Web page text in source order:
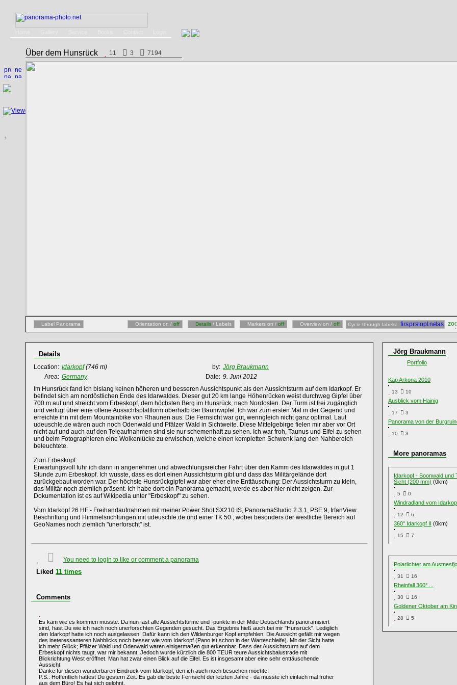
Über dem Hunsrück 11 3 7194
Label Panorama Orientation on / off Details / Labels Markers on / off Overview on / off Cycle through labels:
Details
Location: Idarkopf (746 m) by: Jörg Braukmann
Area: Germany Date: 9. Juni 2012
Im Hunsrück fand ich bislang keinen höheren und besseren Aussichtspunkt als den Aussichtsturm auf dem Idarkopf. Er
befindet sich am nordöstlichen Ende des Idarwaldes. Dieser gut 20 km lange Höhenrücken weist durchweg Gipfel über
700 m auf und streicht vom Erbeskopf, dem höchsten Berg im Hunsrück, nach Nordosten. Der Turm ist frei zugänglich
und verfügt über eine offene Aussichtsplattform oberhalb der Baumwipfel. Ich war zum ersten Mal in der Gegend und
erreichte ihn mit dem Mountainbike von Rhaunen aus. Die Fernsicht war gut, wenngleich nicht ganz optimal. Laut
udeuschle.de wären auch noch Odenwald und Pfälzer Wald in Sichtweite. Diese Mittelgebirge fielen mir aber vor Ort
nicht auf und auch auf den Teleaufnahmen sind sie nur schemenhaft zu sehen. Ich war froh, Taunus und Eifel zu sehen
und beim Fotographieren eine Wolkenlücke zu erwischen, welche einen kompletten Schwenk lang den Nahbereich
beleuchtete.
Zum Erbeskopf:
Erwartungsvoll fuhr ich dann in angenehmer und abwechlungsreicher Fahrt über den Kamm des Idarwaldes in gut 1
Stunde zum Erbeskopf. Ich wusste, dass es dort einen Aussichtsturm gibt und dass das Militärgelände dort
zurückgebaut worden war. Der höchste Hunsrückgipfel war aber eher eine Enttäuschung: Der Aussichtsturm zu klein,
das Militär noch ziemlich präsent. Ich habe dort ein Panorama gemacht, werde es aber hier nicht zeigen. Zur
Dokumentation ist es auf Wikipedia unter "Erbeskopf" zu sehen.
Vom Idarkopf 26 HF - Freihandaufnahmen mit meiner Power Shot SX210 IS, PanoramaStudio 2.3.1, PSE 9, IrfanView.
Beschriftung und Himmelsrichtungen mit udeuschle.de und einer TK 50 , wobei besonders der westliche Bereich auf
GeoNames noch ziemlich "unerforscht" ist.
You need to login to like or comment a panorama
Liked 11 times
Comments
Es kam wie es kommen musste: Da nun fast alle Aussichtstürme und -punkte in der Mitte Deutschlands panoramisiert
sind, hast Du wie ich nach noch unerforschten Gegenden gesucht. Das Ergebnis hieß auch bei mir "Hunsrück". Lediglich
den Idarkopf hatte ich noch ausgelassen. Dafür kann ich den Wildenburger Kopf empfehlen. Die Aussicht gefällt mir wegen
des ineteressanteren Nahblicks noch besser wie vom Idarkopf (Pano ist schon in der Warteschleife). Mit der Sicht hatte
ich mehr Glück; Pfälzer Wald und Odenwald waren einigermaßen gut erkennbar. Dass der Aussichtsturm auf dem
Erbeskopf nichts taugt, war mir bekannt. Jedoch wurde kürzlich die 800 TEUR teure Aussichtsbalustrade mit
Blickrichtung West eröffnet. Man hat zwar einen Blick auf die Eifel. Es ist insgesamt aber eine sehr enttäuschende
Aussicht.
Danke für diesen wunderbaren Eindruck vom Idarkopf, den ich auch noch besuchen möchte!
P.S.: Hoffentlich hattest Du gestern Zeit. Es gab die beste Fernsicht der letzten Jahre - da musste ich einfach mal früher
aus dem Büro! Es hat sich gelohnt.
Jörg Braukmann
Portfolio
Kap Arkona 2010
13 10
Ausblick vom Hainig
17 3
Panorama von der
10 3
More panoramas
Idarkopf - Soonwald und
Sicht (200 mm) (0km)
5 0
Windradland vom
12 6
360° Idarkopf II (0km)
15 7
Polarlichter am
31 16
Rheinfall 360° ...
30 16
Goldener Oktober am
28 5